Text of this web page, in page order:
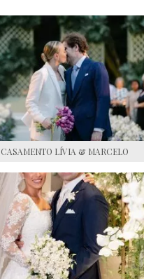
CASAMENTO LÍVIA & MARCELO